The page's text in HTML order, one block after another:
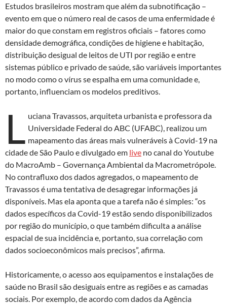
Estudos brasileiros mostram que além da subnotificação –
evento em que o número real de casos de uma enfermidade é
maior do que constam em registros oficiais – fatores como
densidade demográfica, condições de higiene e habitação,
distribuição desigual de leitos de UTI por região e entre
sistemas público e privado de saúde, são variáveis importantes
no modo como o vírus se espalha em uma comunidade e,
portanto, influenciam os modelos preditivos.
L uciana Travassos, arquiteta urbanista e professora da
Universidade Federal do ABC (UFABC), realizou um
mapeamento das áreas mais vulneráveis à Covid-19 na
cidade de São Paulo e divulgado em live no canal do Youtube
do MacroAmb – Governança Ambiental da Macrometrópole.
No contrafluxo dos dados agregados, o mapeamento de
Travassos é uma tentativa de desagregar informações já
disponíveis. Mas ela aponta que a tarefa não é simples: “os
dados específicos da Covid-19 estão sendo disponibilizados
por região do município, o que também dificulta a análise
espacial de sua incidência e, portanto, sua correlação com
dados socioeconômicos mais precisos”, afirma.
Historicamente, o acesso aos equipamentos e instalações de
saúde no Brasil são desiguais entre as regiões e as camadas
sociais. Por exemplo, de acordo com dados da Agência